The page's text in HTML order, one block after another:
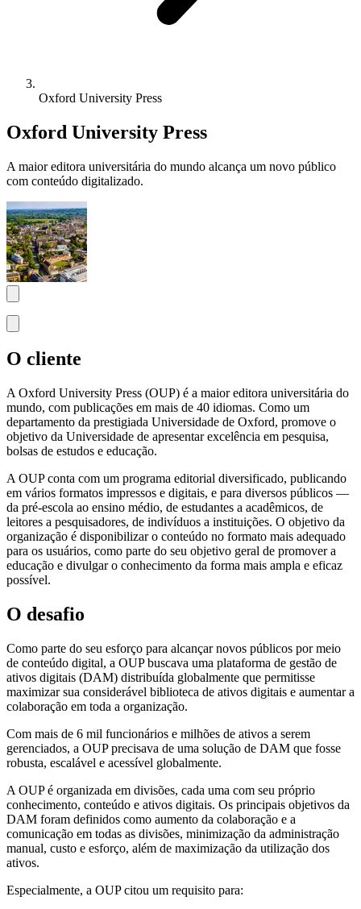
Oxford University Press
Oxford University Press
A maior editora universitária do mundo alcança um novo público
com conteúdo digitalizado.
O cliente
A Oxford University Press (OUP) é a maior editora universitária do
mundo, com publicações em mais de 40 idiomas. Como um
departamento da prestigiada Universidade de Oxford, promove o
objetivo da Universidade de apresentar excelência em pesquisa,
bolsas de estudos e educação.
A OUP conta com um programa editorial diversificado, publicando
em vários formatos impressos e digitais, e para diversos públicos —
da pré-escola ao ensino médio, de estudantes a acadêmicos, de
leitores a pesquisadores, de indivíduos a instituições. O objetivo da
organização é disponibilizar o conteúdo no formato mais adequado
para os usuários, como parte do seu objetivo geral de promover a
educação e divulgar o conhecimento da forma mais ampla e eficaz
possível.
O desafio
Como parte do seu esforço para alcançar novos públicos por meio
de conteúdo digital, a OUP buscava uma plataforma de gestão de
ativos digitais (DAM) distribuída globalmente que permitisse
maximizar sua considerável biblioteca de ativos digitais e aumentar a
colaboração em toda a organização.
Com mais de 6 mil funcionários e milhões de ativos a serem
gerenciados, a OUP precisava de uma solução de DAM que fosse
robusta, escalável e acessível globalmente.
A OUP é organizada em divisões, cada uma com seu próprio
conhecimento, conteúdo e ativos digitais. Os principais objetivos da
DAM foram definidos como aumento da colaboração e a
comunicação em todas as divisões, minimização da administração
manual, custo e esforço, além de maximização da utilização dos
ativos.
Especialmente, a OUP citou um requisito para: